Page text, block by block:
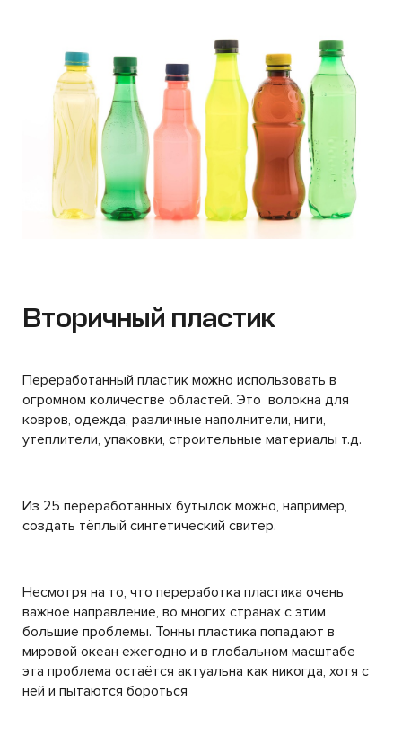
Вторичный пластик
Переработанный пластик можно использовать в
огромном количестве областей. Это волокна для
ковров, одежда, различные наполнители, нити,
утеплители, упаковки, строительные материалы т.д.
Из 25 переработанных бутылок можно, например,
создать тёплый синтетический свитер.
Несмотря на то, что переработка пластика очень
важное направление, во многих странах с этим
большие проблемы. Тонны пластика попадают в
мировой океан ежегодно и в глобальном масштабе
эта проблема остаётся актуальна как никогда, хотя с
ней и пытаются бороться